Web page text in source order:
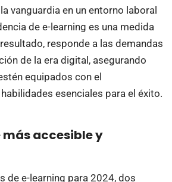
vanguardia en un entorno laboral
de e-learning es una medida
responde a las demandas
de la era digital, asegurando
equipados con el
esenciales para el éxito.
más accesible y
de e-learning para 2024, dos